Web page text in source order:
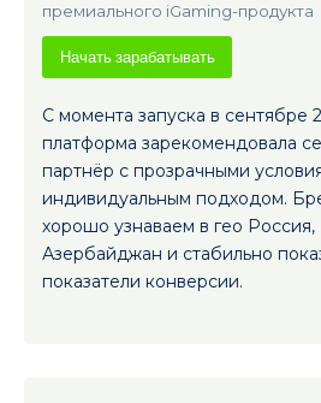
премиального iGaming-продукта
Начать зарабатывать
С момента запуска в сентябре
платформа зарекомендовала
партнёр с прозрачными
индивидуальным подходом.
хорошо узнаваем в гео Россия,
Азербайджан и стабильно
показатели конверсии.